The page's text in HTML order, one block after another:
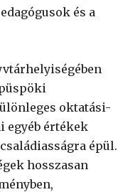
és a
oktatási-
egyéb értékek
épül.
hosszasan